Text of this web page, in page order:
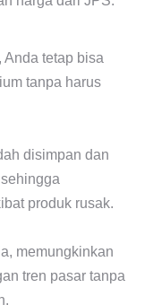
Anda tetap bisa
tanpa harus
disimpan dan
produk rusak.
memungkinkan
tren pasar tanpa